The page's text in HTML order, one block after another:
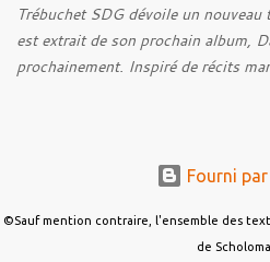
Trébuchet SDG dévoile un
est extrait de son prochain album,
prochainement. Inspiré de récits
la persévérance et de l’espoir face
ténèbres qui l’entourent.
Fourni
©Sauf mention contraire, l'ensemble des
de